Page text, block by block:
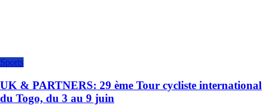
Sports
UK & PARTNERS: 29 ème Tour cycliste international
du Togo, du 3 au 9 juin